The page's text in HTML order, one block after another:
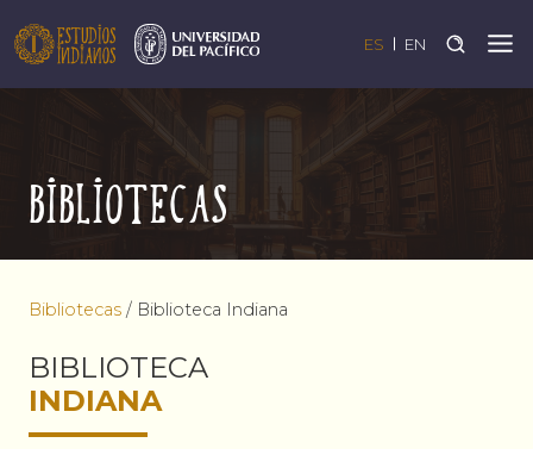
ES EN
Bibliotecas
Bibliotecas / Biblioteca Indiana
BIBLIOTECA
INDIANA